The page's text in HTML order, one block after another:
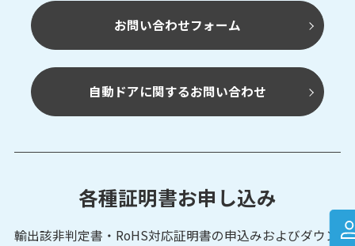
お問い合わせフォーム
自動ドアに関するお問い合わせ
各種証明書お申し込み
輸出該非判定書・RoHS対応証明書の申込みおよびダウン